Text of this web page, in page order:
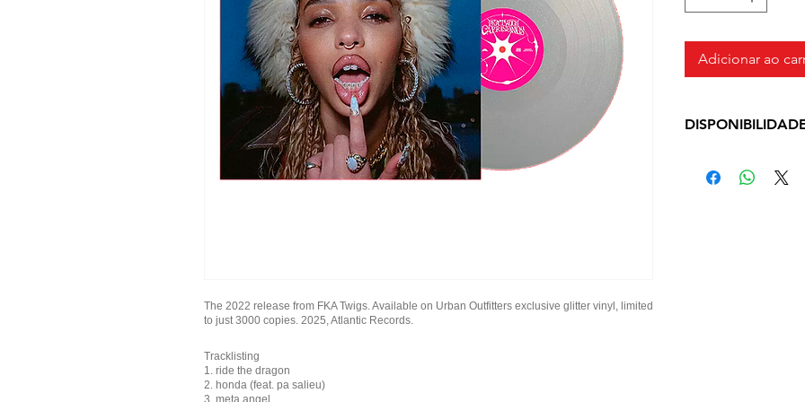
The 2022 release from FKA Twigs. Available on Urban Outfitters exclusive glitter vinyl, limited
to just 3000 copies. 2025, Atlantic Records.
Tracklisting
1. ride the dragon
2. honda (feat. pa salieu)
3. meta angel
Adicionar ao
dias úteis a